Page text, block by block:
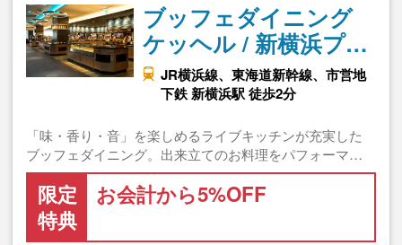
ブッフェダイニング
ケッヘル / 新横浜プ…
JR横浜線、東海道新幹線、市営地
下鉄 新横浜駅 徒歩2分
「味・香り・音」を楽しめるライブキッチンが充実した
ブッフェダイニング。出来立てのお料理をパフォーマ…
限定
特典
お会計から5%OFF